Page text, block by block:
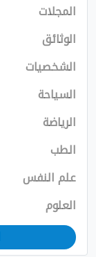
المجلات
الوثائق
الشخصيات
السياحة
الرياضة
الطب
علم النفس
العلوم